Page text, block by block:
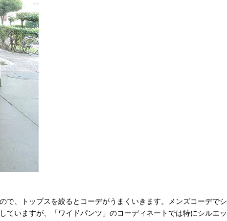
で、トップスを絞るとコーデがうまくいきます。メンズコーデでシ
ていますが、「ワイドパンツ」のコーディネートでは特にシルエッ